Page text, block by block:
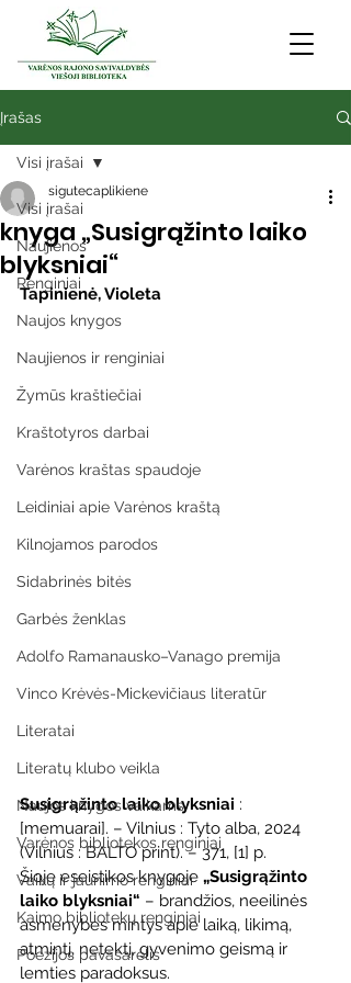
Įrašas
Visi įrašai
Naujienos
Renginiai
Naujos knygos
Naujienos ir renginiai
Žymūs kraštiečiai
Kraštotyros darbai
Varėnos kraštas spaudoje
Leidiniai apie Varėnos kraštą
Kilnojamos parodos
Sidabrinės bitės
Garbės ženklas
Adolfo Ramanausko–Vanago premija
Vinco Krėvės-Mickevičiaus literatūr
Literatai
Literatų klubo veikla
Naujos knygos vaikams
Varėnos bibliotekos renginiai
Vaikų ir jaunimo renginiai
Kaimo bibliotekų renginiai
Poezijos pavasarėlis
Visi įrašai
knyga „Susigrąžinto laiko
blyksniai“
sigutecaplikiene
Tapinienė, Violeta
Susigrąžinto laiko blyksniai :
[memuarai]. – Vilnius : Tyto alba, 2024
(Vilnius : BALTO print). – 371, [1] p.
Šioje eseistikos knygoje „Susigrąžinto
laiko blyksniai“ – brandžios, neeilinės
asmenybės mintys apie laiką, likimą,
atmintį, netektį, gyvenimo geismą ir
lemties paradoksus.